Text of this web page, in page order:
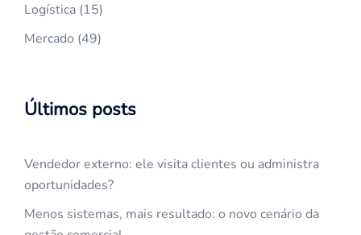
Logística (15)
Mercado (49)
Últimos posts
Vendedor externo: ele visita clientes ou administra
oportunidades?
Menos sistemas, mais resultado: o novo cenário da